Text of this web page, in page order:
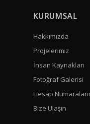
KURUMSAL
Hakkımızda
Projelerimiz
İnsan Kaynakları
Fotoğraf Galerisi
Hesap
Bize Ulaşın